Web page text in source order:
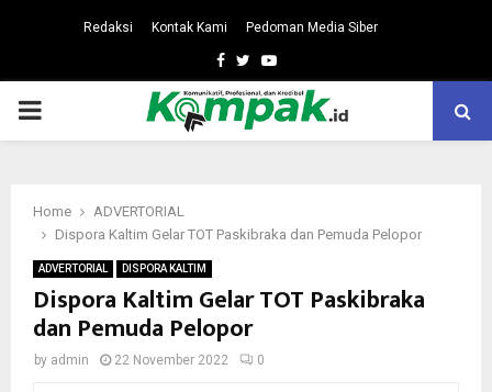
Redaksi Kontak Kami Pedoman Media Siber
Facebook
TwitterYoutube
PRIMARY
Home
ADVERTORIAL
Dispora Kaltim Gelar TOT Paskibraka dan Pemuda Pelopor
ADVERTORIAL DISPORA KALTIM
Dispora Kaltim Gelar TOT Paskibraka
dan Pemuda Pelopor
by admin 22 November 2022 0